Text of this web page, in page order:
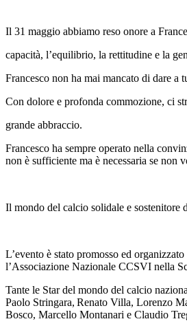
Il 31 maggio abbiamo reso onore a
capacità, l’equilibrio, la rettitudine e la
Francesco non ha mai mancato di dare a
Con dolore e profonda commozione, ci
grande abbraccio.
Francesco ha sempre operato nella
non è sufficiente ma è necessaria se non
Il mondo del calcio solidale e sostenitore
L’evento è stato promosso ed
l’Associazione Nazionale CCSVI nella
Tante le Star del mondo del calcio
Paolo Stringara, Renato Villa, Lorenzo
Bosco, Marcello Montanari e Claudio